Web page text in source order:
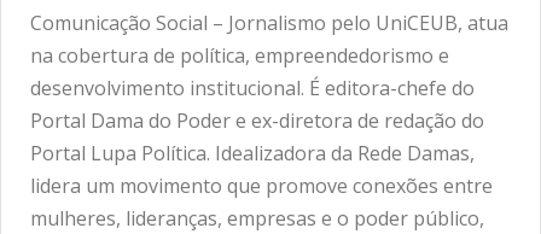
Comunicação Social – Jornalismo pelo UniCEUB, atua
na cobertura de política, empreendedorismo e
desenvolvimento institucional. É editora-chefe do
Portal Dama do Poder e ex-diretora de redação do
Portal Lupa Política. Idealizadora da Rede Damas,
lidera um movimento que promove conexões entre
mulheres, lideranças, empresas e o poder público,